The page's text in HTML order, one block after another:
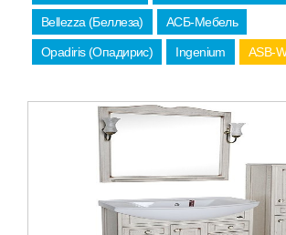
Bellezza (Беллеза) АСБ-Мебель
Opadiris (Опадирис) Ingenium ASB-